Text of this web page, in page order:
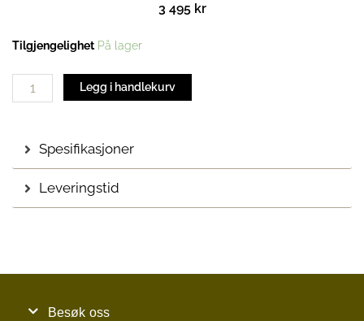
3 495 kr
Tilgjengelighet På lager
Vipp
|
Legg i handlekurv
Spesifikasjoner
Leveringstid
Besøk oss